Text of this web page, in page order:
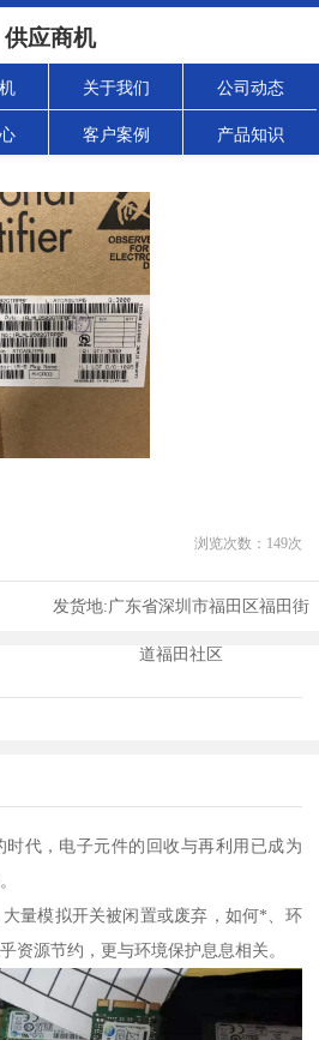
供应商机
关于我们 公司动态
客户案例 产品知识
浏览次数： 149次
发货地:广东省深圳市福田区福田街
道福田社区
代，电子元件的回收与再利用已成为
量模拟开关被闲置或废弃，如何*、环
资源节约，更与环境保护息息相关。